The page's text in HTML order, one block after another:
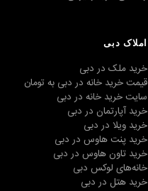
املاک دبی
خرید ملک در دبی
قیمت خرید خانه در دبی به تومان
سایت خرید خانه در دبی
خرید آپارتمان در دبی
خرید ویلا در دبی
خرید پنت هاوس در دبی
خرید تاون هاوس در دبی
خانه‌های لوکس دبی
خرید هتل در دبی